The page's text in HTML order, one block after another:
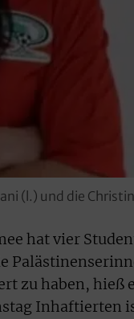
(l.) und die
hat vier
zu haben, hieß
Inhaftierten